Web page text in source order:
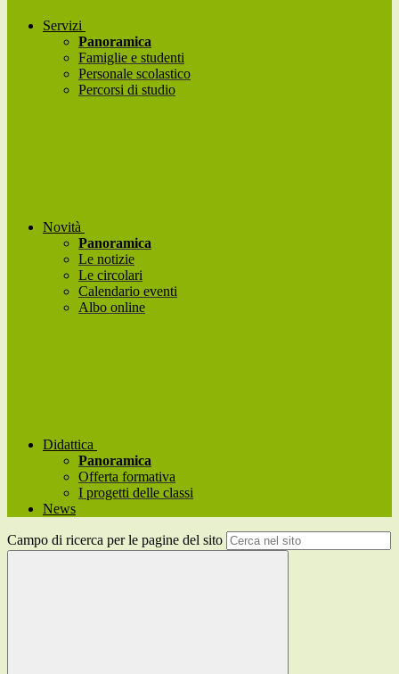
Servizi
Panoramica
Famiglie e studenti
Personale scolastico
Percorsi di studio
Novità
Panoramica
Le notizie
Le circolari
Calendario eventi
Albo online
Didattica
Panoramica
Offerta formativa
I progetti delle classi
News
Campo di ricerca per le pagine del sito